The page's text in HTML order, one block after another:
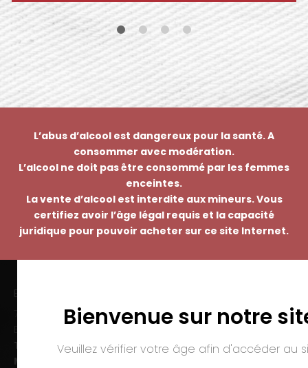
L’abus d’alcool est dangereux pour la santé. A
consommer avec modération.
L’alcool ne doit pas être consommé par les femmes
enceintes.
La vente d’alcool est interdite aux mineurs. Vous
certifiez avoir l’âge légal requis et la capacité
juridique pour pouvoir acheter sur ce site Internet.
Bienvenue sur notre
Veuillez vérifier votre âge afin d'accéder au
EMMANUEL NASTI
7 avenue Pierre Pflimlin – ZAC Espale
Tél. :
03 89 46 50 35
Mail :